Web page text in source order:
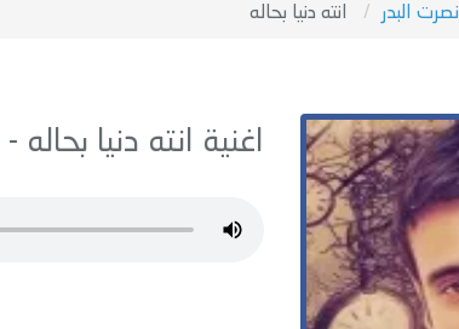
نصرت البدر انته دنيا بحاله
اغنية انته دنيا بحاله -